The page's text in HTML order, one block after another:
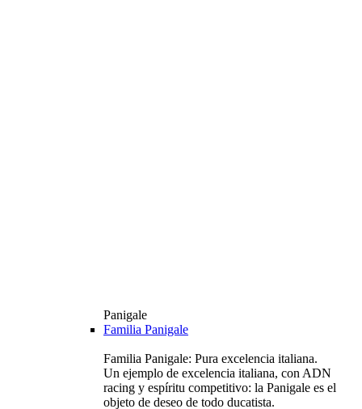
Panigale
Familia Panigale
Familia Panigale: Pura excelencia italiana.
Un ejemplo de excelencia italiana, con ADN
racing y espíritu competitivo: la Panigale es el
objeto de deseo de todo ducatista.